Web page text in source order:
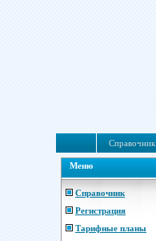
Справочник
Меню
Справочник
Регистрация
Тарифные планы